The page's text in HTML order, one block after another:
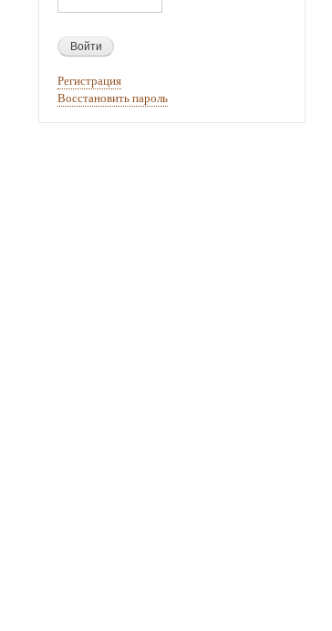
Регистрация
Восстановить пароль